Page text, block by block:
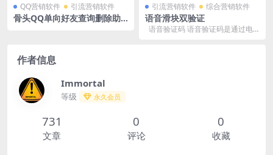
QQ营销软件 引流营销软件
骨头QQ单向好友查询删除助
引流营销软件 综合营销软件
语音滑块双验证
语音验证码 语音验证码是通过电
作者信息
Immortal
等级 永久会员
731
文章
0
评论
0
收藏